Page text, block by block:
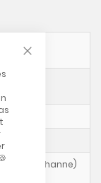
% élasthanne)
15 %